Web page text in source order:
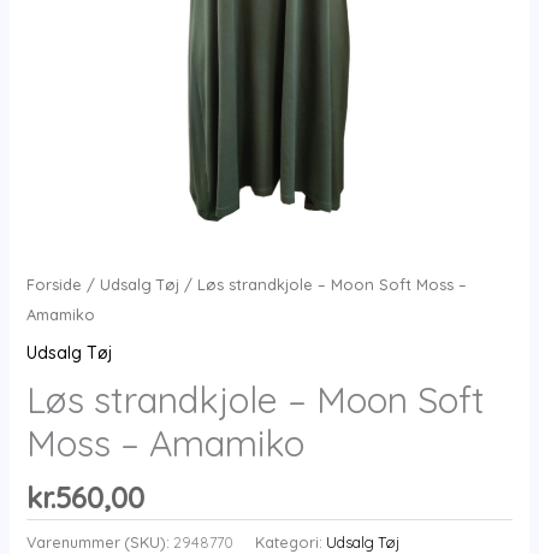
Forside / Udsalg Tøj / Løs strandkjole – Moon Soft Moss –
Amamiko
Udsalg Tøj
Løs strandkjole – Moon Soft
Moss – Amamiko
kr.560,00
Varenummer (SKU): 2948770 Kategori: Udsalg Tøj